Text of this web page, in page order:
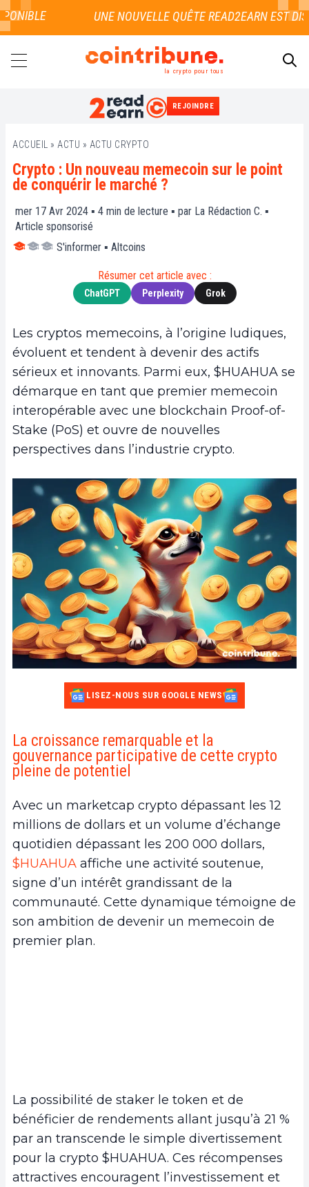
la crypto pour tous
REJOINDRE
ACCUEIL » ACTU » ACTU CRYPTO
Crypto : Un nouveau memecoin sur le point
de conquérir le marché ?
mer 17 Avr 2024 ▪ 4 min de lecture ▪ par La Rédaction C. ▪
Article sponsorisé
S'informer ▪ Altcoins
Résumer cet article avec :
ChatGPT Perplexity Grok
Les cryptos memecoins, à l’origine ludiques,
évoluent et tendent à devenir des actifs
sérieux et innovants. Parmi eux, $HUAHUA se
démarque en tant que premier memecoin
interopérable avec une blockchain Proof-of-
Stake (PoS) et ouvre de nouvelles
perspectives dans l’industrie crypto.
LISEZ-NOUS SUR GOOGLE NEWS
La croissance remarquable et la
gouvernance participative de cette crypto
pleine de potentiel
Avec un marketcap crypto dépassant les 12
millions de dollars et un volume d’échange
quotidien dépassant les 200 000 dollars,
$HUAHUA affiche une activité soutenue,
signe d’un intérêt grandissant de la
communauté. Cette dynamique témoigne de
son ambition de devenir un memecoin de
premier plan.
La possibilité de staker le token et de
bénéficier de rendements allant jusqu’à 21 %
par an transcende le simple divertissement
pour la crypto $HUAHUA. Ces récompenses
attractives encouragent l’investissement et